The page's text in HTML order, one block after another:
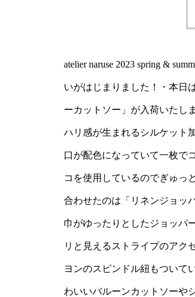
よい光沢感と独
ット加工が施さ
地を使用。首元
ディネートが決
ットンテレコを
けが苦手な方に
合わせたのは「
の要素を持った
たりとしたジョ
イプのアクセン
+サイズ調整可
atelier naruse 2023 spring &
いがはじまりました！・本日
ーカットソー」が入荷いたし
ハリ感が生まれるシルケット
口が配色になっていて一枚で
コを使用しているのでぎゅっ
合わせたのは「リネンジョッ
巾がゆったりとしたジョッパ
リと見えるストライプのアク
ヨンのスピンドル紐もついて
わいいバルーンカットソーや